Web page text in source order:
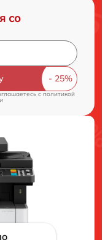
со
c политикой